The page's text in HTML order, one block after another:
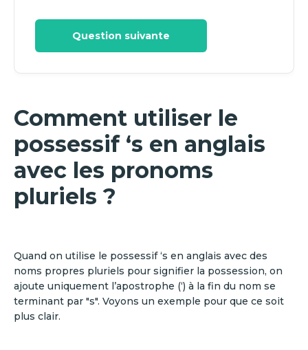
Question suivante
Comment utiliser le
possessif ‘s en anglais
avec les pronoms
pluriels ?
Quand on utilise le possessif ‘s en anglais avec des
noms propres pluriels pour signifier la possession, on
ajoute uniquement l’apostrophe (‘) à la fin du nom se
terminant par "s". Voyons un exemple pour que ce soit
plus clair.